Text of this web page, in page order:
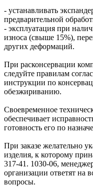
- устанавливать
предварительной
- эксплуатация при
износа (свыше 15%),
других деформаций.
При расконсервации
следуйте правилам
инструкции по
обезжириванию.
Своевременное
обеспечивает
готовность его по
При заказе желательно
изделия, к которому
317-41. 1030-06,
организации ответят на
вопросы.